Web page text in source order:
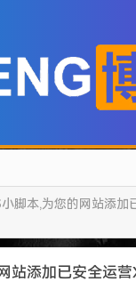
啦
到王某海这种人.
档真坑啊.
脚本,为您的网站添加
站添加已安全运